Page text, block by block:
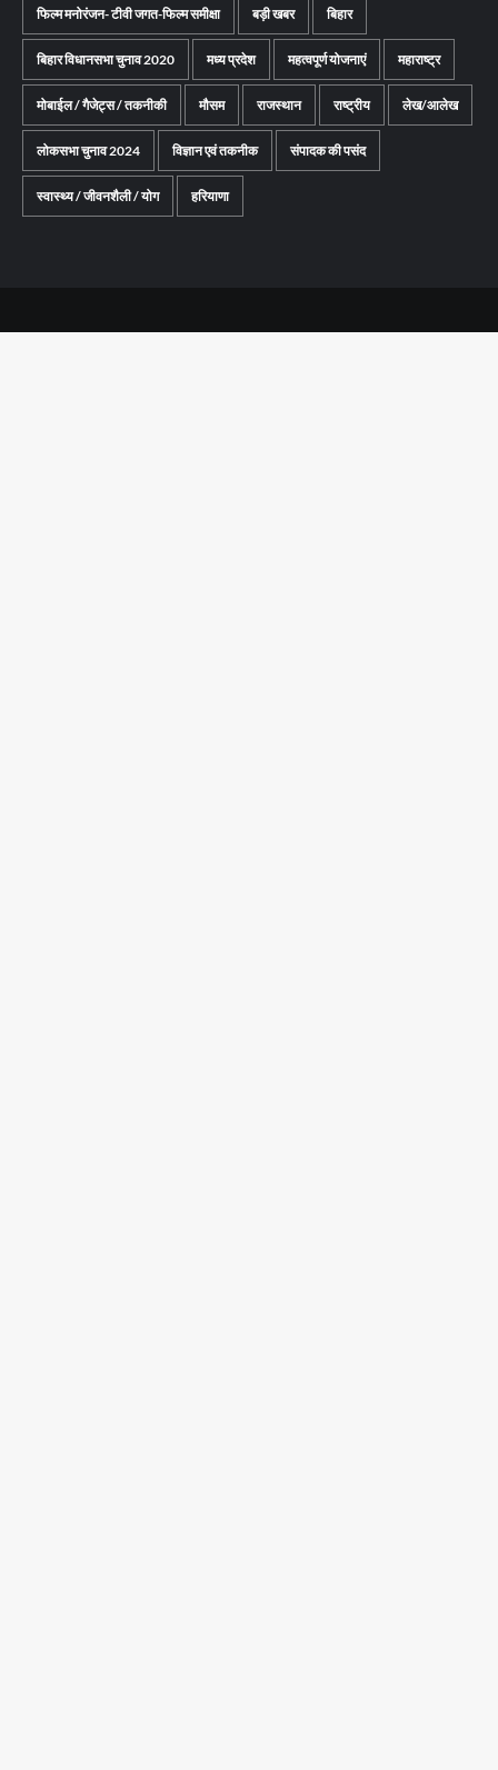
फिल्म मनोरंजन- टीवी जगत-फिल्म समीक्षा बड़ी खबर बिहार
बिहार विधानसभा चुनाव 2020 मध्य प्रदेश महत्वपूर्ण योजनाएं महाराष्ट्र
मोबाईल / गैजेट्स / तकनीकी मौसम राजस्थान राष्ट्रीय लेख/आलेख
लोकसभा चुनाव 2024 विज्ञान एवं तकनीक संपादक की पसंद
स्वास्थ्य / जीवनशैली / योग हरियाणा